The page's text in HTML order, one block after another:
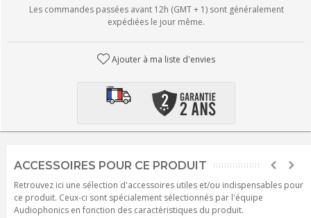
Les commandes passées avant 12h (GMT + 1) sont généralement
expédiées le jour même.
Ajouter à ma liste d'envies
ACCESSOIRES POUR CE PRODUIT
Retrouvez ici une sélection d'accessoires utiles et/ou indispensables pour
ce produit. Ceux-ci sont spécialement sélectionnés par l'équipe
Audiophonics en fonction des caractéristiques du produit.